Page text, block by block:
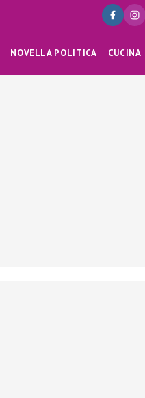
NOVELLA POLITICA CUCINA